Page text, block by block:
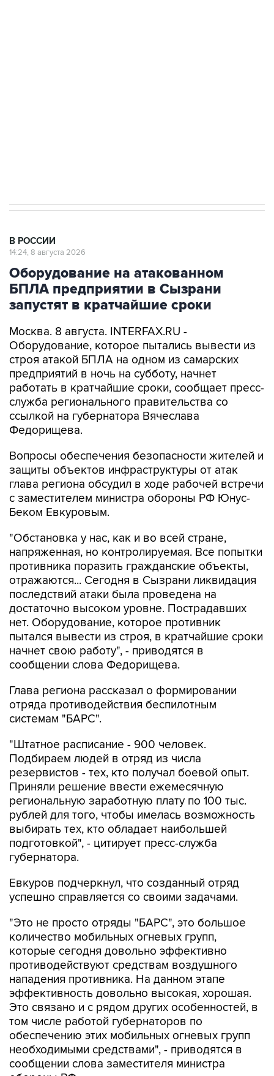
В РОССИИ
14:24, 8 августа 2026
Оборудование на атакованном
БПЛА предприятии в Сызрани
запустят в кратчайшие сроки
Москва. 8 августа. INTERFAX.RU -
Оборудование, которое пытались вывести из
строя атакой БПЛА на одном из самарских
предприятий в ночь на субботу, начнет
работать в кратчайшие сроки, сообщает пресс-
служба регионального правительства со
ссылкой на губернатора Вячеслава
Федорищева.
Вопросы обеспечения безопасности жителей и
защиты объектов инфраструктуры от атак
глава региона обсудил в ходе рабочей встречи
с заместителем министра обороны РФ Юнус-
Беком Евкуровым.
"Обстановка у нас, как и во всей стране,
напряженная, но контролируемая. Все попытки
противника поразить гражданские объекты,
отражаются... Сегодня в Сызрани ликвидация
последствий атаки была проведена на
достаточно высоком уровне. Пострадавших
нет. Оборудование, которое противник
пытался вывести из строя, в кратчайшие сроки
начнет свою работу", - приводятся в
сообщении слова Федорищева.
Глава региона рассказал о формировании
отряда противодействия беспилотным
системам "БАРС".
"Штатное расписание - 900 человек.
Подбираем людей в отряд из числа
резервистов - тех, кто получал боевой опыт.
Приняли решение ввести ежемесячную
региональную заработную плату по 100 тыс.
рублей для того, чтобы имелась возможность
выбирать тех, кто обладает наибольшей
подготовкой", - цитирует пресс-служба
губернатора.
Евкуров подчеркнул, что созданный отряд
успешно справляется со своими задачами.
"Это не просто отряды "БАРС", это большое
количество мобильных огневых групп,
которые сегодня довольно эффективно
противодействуют средствам воздушного
нападения противника. На данном этапе
эффективность довольно высокая, хорошая.
Это связано и с рядом других особенностей, в
том числе работой губернаторов по
обеспечению этих мобильных огневых групп
необходимыми средствами", - приводятся в
сообщении слова заместителя министра